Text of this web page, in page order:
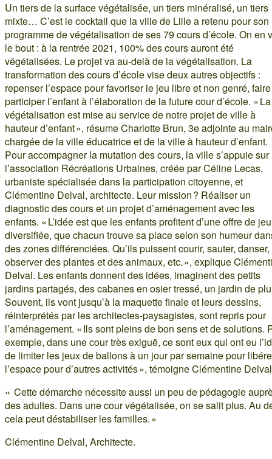
Un tiers de la surface végétalisée, un tiers minéralisé, un tiers
mixte… C’est le cocktail que la ville de Lille a retenu pour son
programme de végétalisation de ses 79 cours d’école. On en
le bout : à la rentrée 2021, 100% des cours auront été
végétalisées. Le projet va au-delà de la végétalisation. La
transformation des cours d’école vise deux autres objectifs :
repenser l’espace pour favoriser le jeu libre et non genré, faire
participer l’enfant à l’élaboration de la future cour d’école. « La
végétalisation est mise au service de notre projet de ville à
hauteur d’enfant », résume Charlotte Brun, 3e adjointe au
chargée de la ville éducatrice et de la ville à hauteur d’enfant.
Pour accompagner la mutation des cours, la ville s’appuie sur
l’association Récréations Urbaines, créée par Céline Lecas,
urbaniste spécialisée dans la participation citoyenne, et
Clémentine Delval, architecte. Leur mission ? Réaliser un
diagnostic des cours et un projet d’aménagement avec les
enfants. « L’idée est que les enfants profitent d’une offre de jeu
diversifiée, que chacun trouve sa place selon son humeur
des zones différenciées. Qu’ils puissent courir, sauter, danser,
observer des plantes et des animaux, etc. », explique
Delval. Les enfants donnent des idées, imaginent des petits
jardins partagés, des cabanes en osier tressé, un jardin de
Souvent, ils vont jusqu’à la maquette finale et leurs dessins,
réinterprétés par les architectes-paysagistes, sont repris pour
l’aménagement. « Ils sont pleins de bon sens et de solutions.
exemple, dans une cour très exiguë, ce sont eux qui ont eu
de limiter les jeux de ballons à un jour par semaine pour
l’espace pour d’autres activités », témoigne Clémentine
« Cette démarche nécessite aussi un peu de pédagogie
des adultes. Dans une cour végétalisée, on se salit plus. Au
cela peut déstabiliser les familles. »
Clémentine Delval, Architecte.